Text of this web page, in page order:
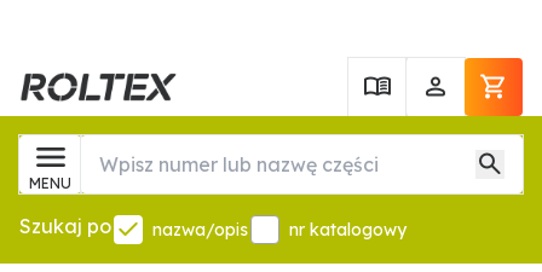
MENU
Szukaj po nazwa/opis nr katalogowy